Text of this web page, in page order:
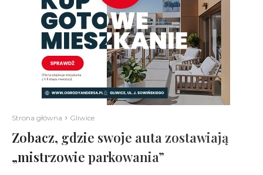
Strona główna Gliwice
Zobacz, gdzie swoje auta zostawiają
„mistrzowie parkowania”